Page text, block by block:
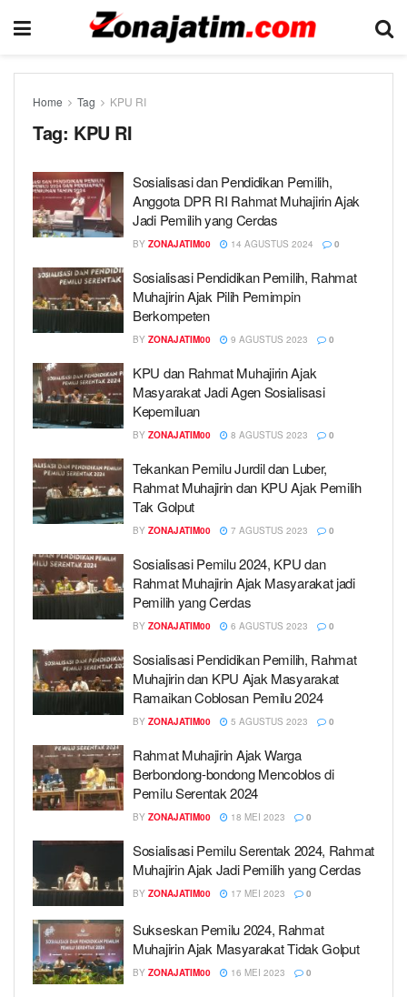
Home Tag KPU RI
Tag: KPU RI
Sosialisasi dan Pendidikan Pemilih,
Anggota DPR RI Rahmat Muhajirin Ajak
Jadi Pemilih yang Cerdas
BY ZONAJATIM00 14 AGUSTUS 2024 0
Sosialisasi Pendidikan Pemilih, Rahmat
Muhajirin Ajak Pilih Pemimpin
Berkompeten
BY ZONAJATIM00 9 AGUSTUS 2023 0
KPU dan Rahmat Muhajirin Ajak
Masyarakat Jadi Agen Sosialisasi
Kepemiluan
BY ZONAJATIM00 8 AGUSTUS 2023 0
Tekankan Pemilu Jurdil dan Luber,
Rahmat Muhajirin dan KPU Ajak Pemilih
Tak Golput
BY ZONAJATIM00 7 AGUSTUS 2023 0
Sosialisasi Pemilu 2024, KPU dan
Rahmat Muhajirin Ajak Masyarakat jadi
Pemilih yang Cerdas
BY ZONAJATIM00 6 AGUSTUS 2023 0
Sosialisasi Pendidikan Pemilih, Rahmat
Muhajirin dan KPU Ajak Masyarakat
Ramaikan Coblosan Pemilu 2024
BY ZONAJATIM00 5 AGUSTUS 2023 0
Rahmat Muhajirin Ajak Warga
Berbondong-bondong Mencoblos di
Pemilu Serentak 2024
BY ZONAJATIM00 18 MEI 2023 0
Sosialisasi Pemilu Serentak 2024, Rahmat
Muhajirin Ajak Jadi Pemilih yang Cerdas
BY ZONAJATIM00 17 MEI 2023 0
Sukseskan Pemilu 2024, Rahmat
Muhajirin Ajak Masyarakat Tidak Golput
BY ZONAJATIM00 16 MEI 2023 0